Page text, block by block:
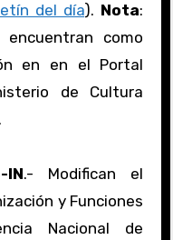
del día). Nota:
como
en en el Portal
de Cultura
IN.- Modifican el
y Funciones
Nacional de